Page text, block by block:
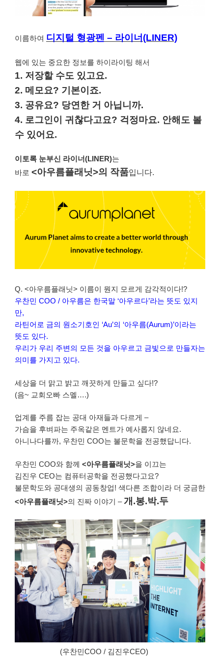
이름하여 디지털 형광펜 – 라이너(LINER)
웹에 있는 중요한 정보를 하이라이팅 해서
1. 저장할 수도 있고요.
2. 메모요? 기본이죠.
3. 공유요? 당연한 거 아닙니까.
4. 로그인이 귀찮다고요? 걱정마요. 안해도 볼
수 있어요.
이토록 눈부신 라이너(LINER)는
바로 <아우름플래닛>의 작품입니다.
Q. <아우름플래닛> 이름이 뭔지 모르게 감각적이다!?
우찬민 COO / 아우름은 한국말 ‘아우르다’라는 뜻도 있지
만,
라틴어로 금의 원소기호인 ‘Au’의 ‘아우름(Aurum)’이라는
뜻도 있다.
우리가 우리 주변의 모든 것을 아우르고 금빛으로 만들자는
의미를 가지고 있다.
세상을 더 맑고 밝고 깨끗하게 만들고 싶다!?
(음~ 교회오빠 스멜….)
업계를 주름 잡는 공대 아재들과 다르게 –
가슴을 후벼파는 주옥같은 멘트가 예사롭지 않네요.
아니나다를까, 우찬민 COO는 불문학을 전공했답니다.
우찬민 COO와 함께 <아우름플래닛>을 이끄는
김진우 CEO는 컴퓨터공학을 전공했다고요?
불문학도와 공대생의 공동창업! 색다른 조합이라 더 궁금한
<아우름플래닛>의 진짜 이야기 –개.봉.박.두
(우찬민COO / 김진우CEO)